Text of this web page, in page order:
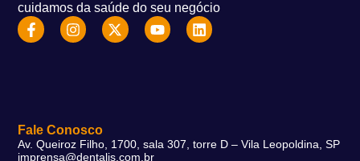
cuidamos da saúde do seu negócio
Fale Conosco
Av. Queiroz Filho, 1700, sala 307, torre D – Vila Leopoldina, SP
imprensa@dentalis.com.br